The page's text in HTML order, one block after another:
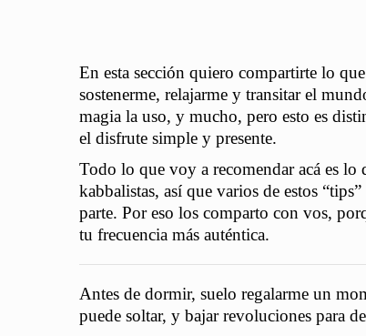
En esta sección quiero compartirte lo
sostenerme, relajarme y transitar el
magia la uso, y mucho, pero esto es
el disfrute simple y presente.
Todo lo que voy a recomendar acá es
kabbalistas, así que varios de estos
parte. Por eso los comparto con vos,
tu frecuencia más auténtica.
Antes de dormir, suelo regalarme un
puede soltar, y bajar revoluciones para